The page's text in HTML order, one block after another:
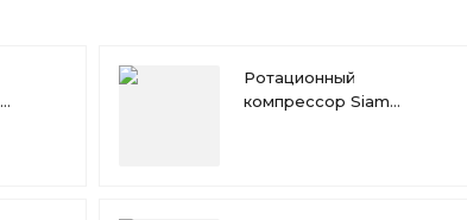
Ротационный
компрессор Siam